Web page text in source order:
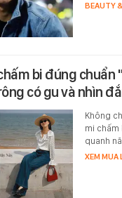
BEAUTY
bi đúng
có gu và nhìn
Không
mi chấm
quanh
XEM MUA